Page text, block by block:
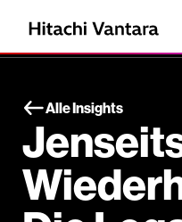
Alle Insights